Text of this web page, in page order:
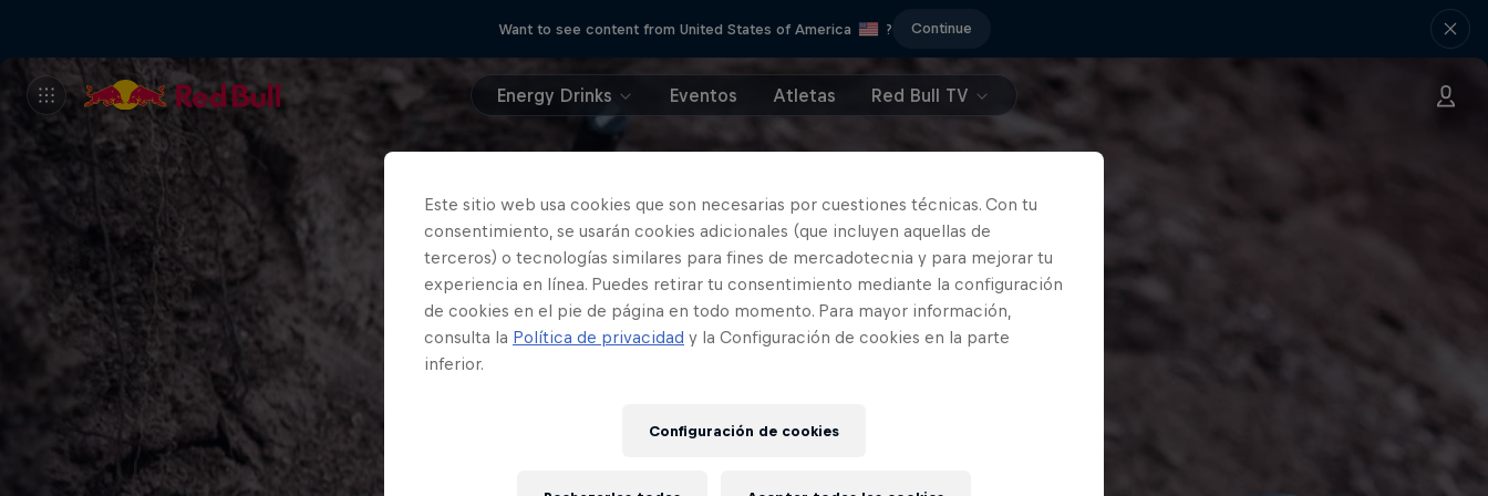
Want to see content from United States of America ? Continue
Energy Drinks Eventos Atletas Red Bull TV
Este sitio web usa cookies que son necesarias por cuestiones técnicas. Con tu
consentimiento, se usarán cookies adicionales (que incluyen aquellas de
terceros) o tecnologías similares para fines de mercadotecnia y para mejorar tu
experiencia en línea. Puedes retirar tu consentimiento mediante la configuración
de cookies en el pie de página en todo momento. Para mayor información,
consulta la Política de privacidad y la Configuración de cookies en la parte
inferior.
Configuración de cookies